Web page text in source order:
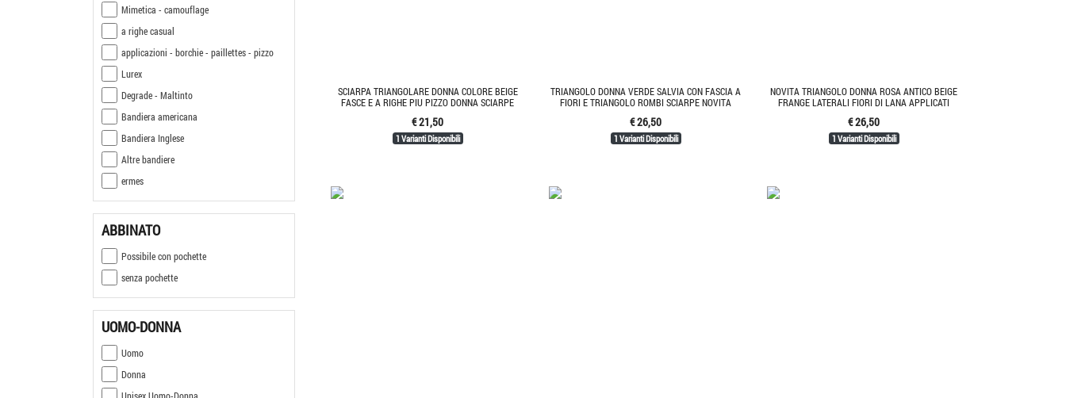
Mimetica - camouflage
a righe casual
applicazioni - borchie - paillettes - pizzo
Lurex
Degrade - Maltinto
Bandiera americana
Bandiera Inglese
Altre bandiere
ermes
ABBINATO
Possibile con pochette
senza pochette
UOMO-DONNA
Uomo
Donna
Unisex Uomo-Donna
SCIARPA TRIANGOLARE DONNA COLORE BEIGE
FASCE E A RIGHE PIU PIZZO DONNA SCIARPE
€ 21,50
1 Varianti Disponibili
TRIANGOLO DONNA VERDE SALVIA CON FASCIA A
FIORI E TRIANGOLO ROMBI SCIARPE NOVITA
€ 26,50
1 Varianti Disponibili
NOVITA TRIANGOLO DONNA ROSA ANTICO BEIGE
FRANGE LATERALI FIORI DI LANA APPLICATI
€ 26,50
1 Varianti Disponibili